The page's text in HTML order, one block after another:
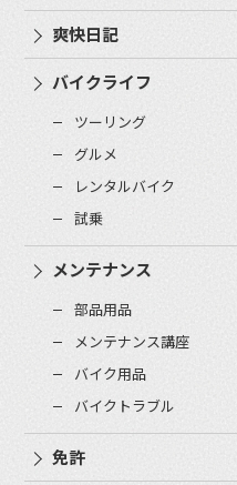
爽快日記
バイクライフ
ツーリング
グルメ
レンタルバイク
試乗
メンテナンス
部品用品
メンテナンス講座
バイク用品
バイクトラブル
免許